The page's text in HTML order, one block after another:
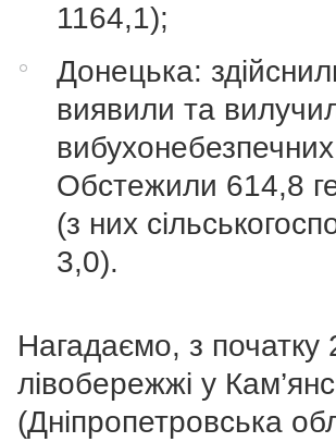
1164,1);
Донецька:
виявили та
Обстежили 614,8
(з них
3,0).
Нагадаємо, з початку
лівобережжі у
(Дніпропетровська